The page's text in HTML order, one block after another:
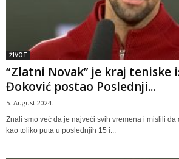
ŽIVOT
“Zlatni Novak” je kraj teniske
Đoković postao Poslednji...
5. August 2024.
Znali smo već da je najveći svih vremena i mislili da
kao toliko puta u poslednjih 15 i...